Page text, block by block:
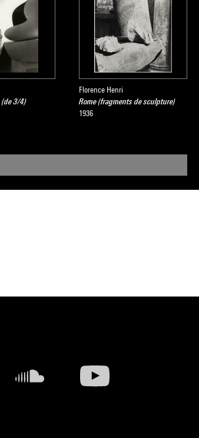
(de 3/4)
Florence Henri
Rome (fragments de sculpture)
1936